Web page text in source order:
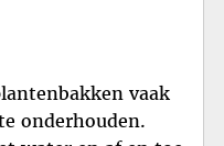
vaak
onderhouden.